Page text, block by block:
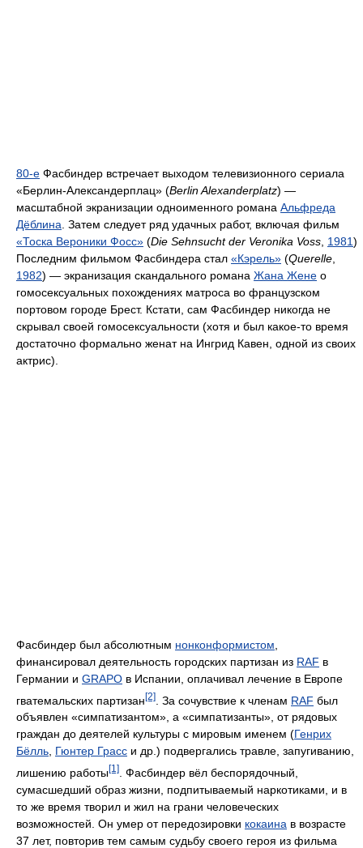
80-е Фасбиндер встречает выходом телевизионного сериала
«Берлин-Александерплац» (Berlin Alexanderplatz) —
масштабной экранизации одноименного романа Альфреда
Дёблина . Затем следует ряд удачных работ, включая фильм
«Тоска Вероники Фосс» (Die Sehnsucht der Veronika Voss 1981)
Последним фильмом Фасбиндера стал «Кэрель» (Querelle
1982) — экранизация скандального романа Жана Жене о
гомосексуальных похождениях матроса во французском
портовом городе Брест. Кстати, сам Фасбиндер никогда не
скрывал своей гомосексуальности (хотя и был какое-то время
достаточно формально женат на Ингрид Кавен, одной из своих
актрис).
Фасбиндер был абсолютным нонконформистом
финансировал деятельность городских партизан из RAF в
Германии и GRAPO в Испании, оплачивал лечение в Европе
гватемальских партизан[2] . За сочувствие к членам RAF был
объявлен «симпатизантом», а «симпатизанты», от рядовых
граждан до деятелей культуры с мировым именем (Генрих
Бёлль, Гюнтер Грасс и др.) подвергались травле, запугиванию,
лишению работы[1]
. Фасбиндер вёл беспорядочный,
сумасшедший образ жизни, подпитываемый наркотиками, и в
то же время творил и жил на грани человеческих
возможностей. Он умер от передозировки кокаина в возрасте
37 лет, повторив тем самым судьбу своего героя из фильма